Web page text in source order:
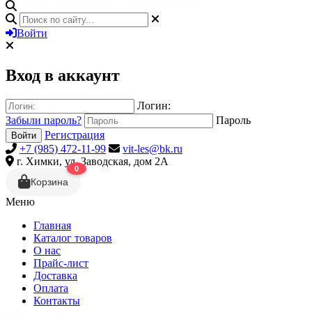
Войти
Вход в аккаунт
Логин:
Забыли пароль?
Пароль
Войти
Регистрация
+7 (985) 472-11-99
vit-les@bk.ru
г. Химки, ул. Заводская, дом 2А
Корзина
0
Меню
Главная
Каталог товаров
О нас
Прайс-лист
Доставка
Оплата
Контакты